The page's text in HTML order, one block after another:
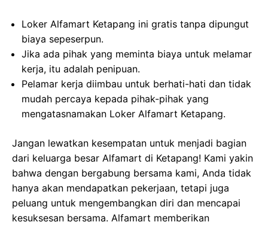
Loker Alfamart Ketapang ini gratis tanpa dipungut
biaya sepeserpun.
Jika ada pihak yang meminta biaya untuk melamar
kerja, itu adalah penipuan.
Pelamar kerja diimbau untuk berhati-hati dan tidak
mudah percaya kepada pihak-pihak yang
mengatasnamakan Loker Alfamart Ketapang.
Jangan lewatkan kesempatan untuk menjadi bagian
dari keluarga besar Alfamart di Ketapang! Kami yakin
bahwa dengan bergabung bersama kami, Anda tidak
hanya akan mendapatkan pekerjaan, tetapi juga
peluang untuk mengembangkan diri dan mencapai
kesuksesan bersama. Alfamart memberikan